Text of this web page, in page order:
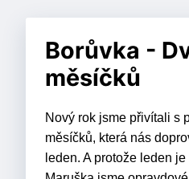
Borůvka -
měsíčků
Nový rok jsme přivítali s
měsíčků, která nás
leden. A protože leden